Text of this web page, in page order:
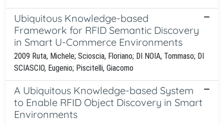
Ubiquitous Knowledge-based
Framework for RFID Semantic Discovery
in Smart U-Commerce Environments
2009 Ruta, Michele; Scioscia, Floriano; DI NOIA, Tommaso; DI
SCIASCIO, Eugenio; Piscitelli, Giacomo
A Ubiquitous Knowledge-based System
to Enable RFID Object Discovery in Smart
Environments